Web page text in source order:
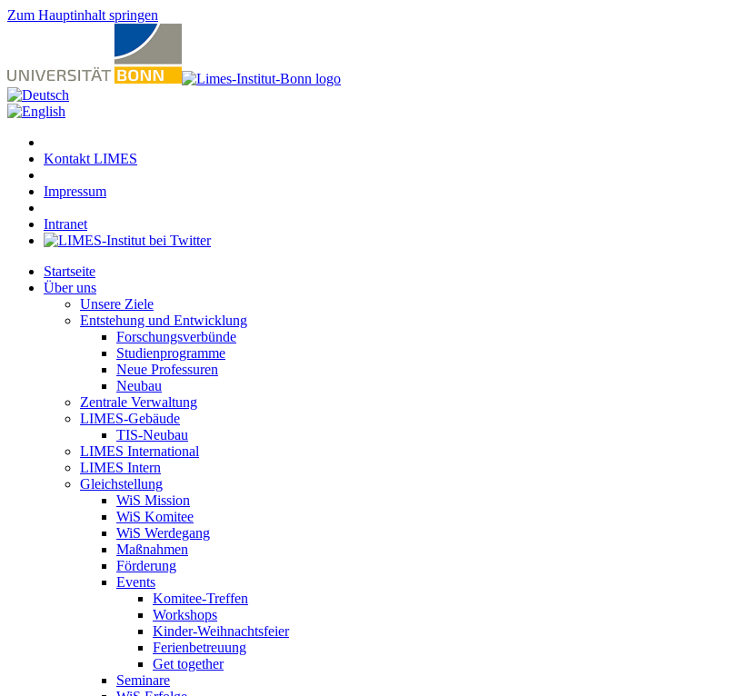
Zum Hauptinhalt springen
Kontakt LIMES
Impressum
Intranet
Startseite
Über uns
Unsere Ziele
Entstehung und Entwicklung
Forschungsverbünde
Studienprogramme
Neue Professuren
Neubau
Zentrale Verwaltung
LIMES-Gebäude
TIS-Neubau
LIMES International
LIMES Intern
Gleichstellung
WiS Mission
WiS Komitee
WiS Werdegang
Maßnahmen
Förderung
Events
Komitee-Treffen
Workshops
Kinder-Weihnachtsfeier
Ferienbetreuung
Get together
Seminare